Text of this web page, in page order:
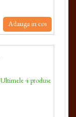
Adauga in cos
Ultimele 4 produse